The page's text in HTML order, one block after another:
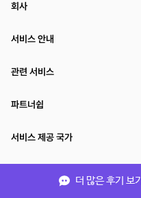
더 많은 후기 보기
회사
서비스 안내
관련 서비스
파트너쉽
서비스 제공 국가
(주)NSPACE 사업자정보